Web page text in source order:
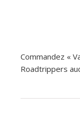
Commandez «
Roadtrippers